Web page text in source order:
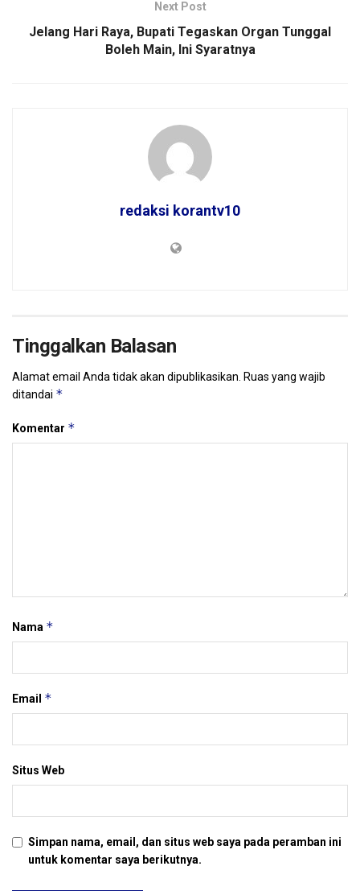
Next Post
Jelang Hari Raya, Bupati Tegaskan Organ Tunggal
Boleh Main, Ini Syaratnya
redaksi korantv10
Tinggalkan Balasan
Alamat email Anda tidak akan dipublikasikan. Ruas yang wajib
ditandai *
Komentar *
Nama *
Email *
Situs Web
Simpan nama, email, dan situs web saya pada peramban ini
untuk komentar saya berikutnya.